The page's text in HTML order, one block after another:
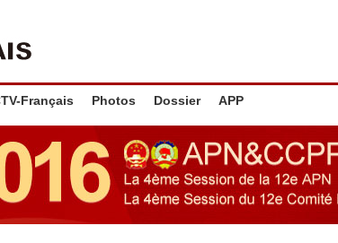
Français Photos Dossier APP